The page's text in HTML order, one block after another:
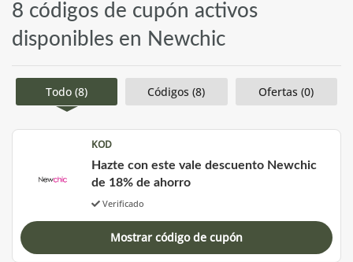
8 códigos de cupón activos
disponibles en Newchic
Todo (8) Códigos (8) Ofertas (0)
KOD
Hazte con este vale descuento Newchic
de 18% de ahorro
Verificado
Mostrar código de cupón